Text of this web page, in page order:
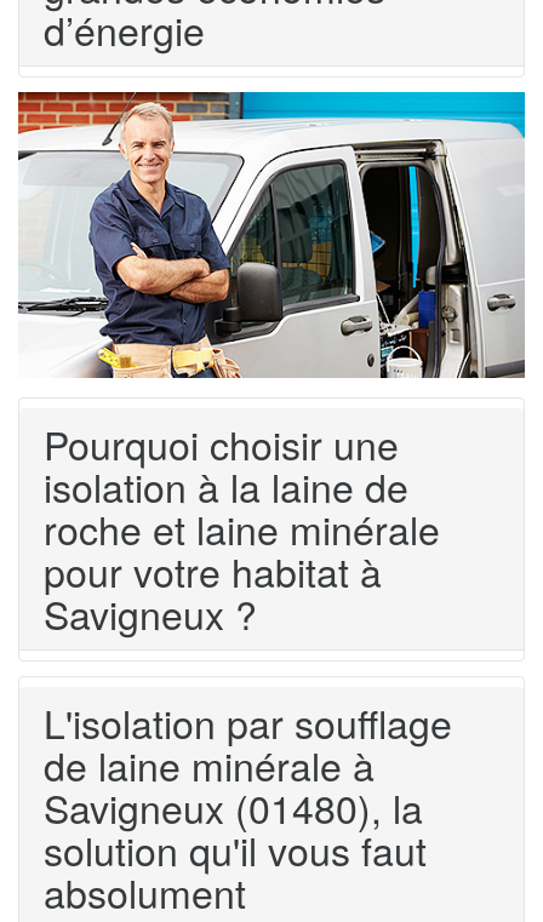
d’énergie
Pourquoi choisir une
isolation à la laine de
roche et laine minérale
pour votre habitat à
Savigneux ?
L'isolation par soufflage
de laine minérale à
Savigneux (01480), la
solution qu'il vous faut
absolument